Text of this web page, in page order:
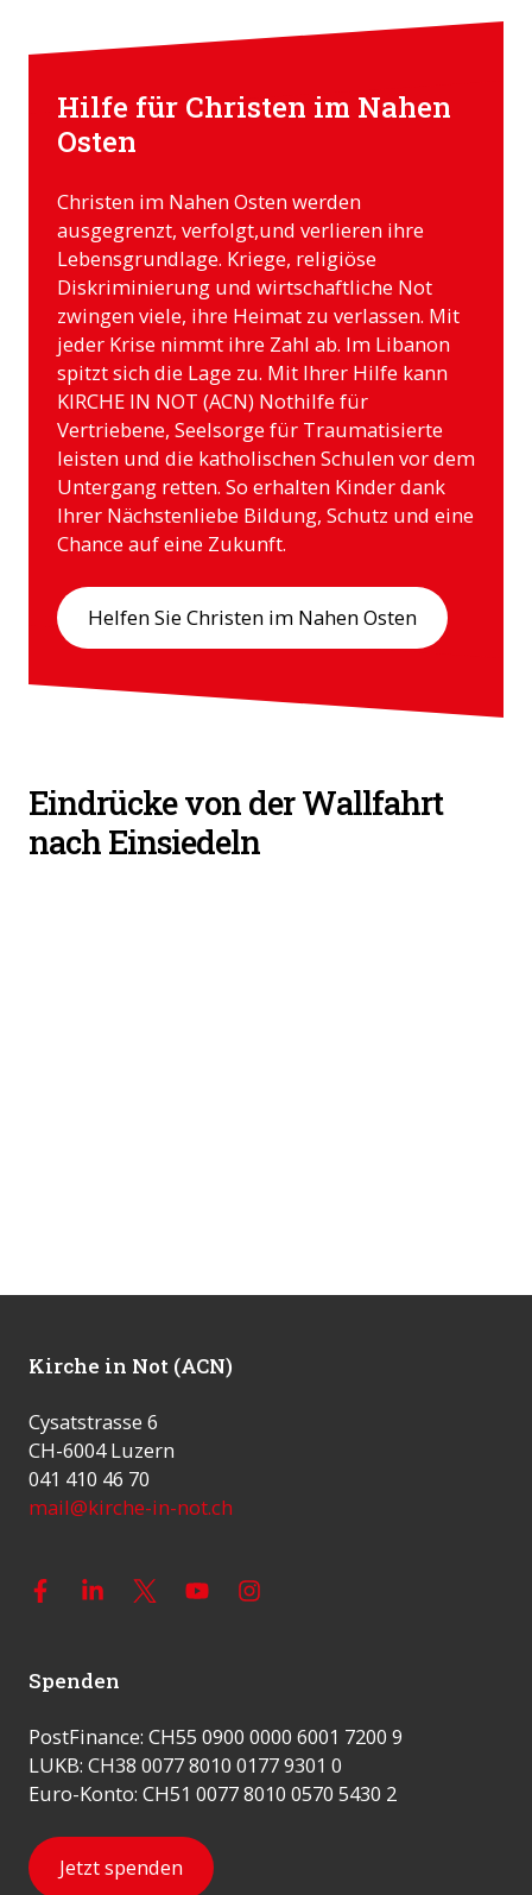
Hilfe für Christen im Nahen
Osten
Christen im Nahen Osten werden
ausgegrenzt, verfolgt,und verlieren ihre
Lebensgrundlage. Kriege, religiöse
Diskriminierung und wirtschaftliche Not
zwingen viele, ihre Heimat zu verlassen. Mit
jeder Krise nimmt ihre Zahl ab. Im Libanon
spitzt sich die Lage zu. Mit Ihrer Hilfe kann
KIRCHE IN NOT (ACN) Nothilfe für
Vertriebene, Seelsorge für Traumatisierte
leisten und die katholischen Schulen vor dem
Untergang retten. So erhalten Kinder dank
Ihrer Nächstenliebe Bildung, Schutz und eine
Chance auf eine Zukunft.
Helfen Sie Christen im Nahen Osten
Eindrücke von der Wallfahrt
nach Einsiedeln
Kirche in Not (ACN)
Cysatstrasse 6
CH-6004 Luzern
041 410 46 70
mail@kirche-in-not.ch
Spenden
PostFinance: CH55 0900 0000 6001 7200 9
LUKB: CH38 0077 8010 0177 9301 0
Euro-Konto: CH51 0077 8010 0570 5430 2
Jetzt spenden